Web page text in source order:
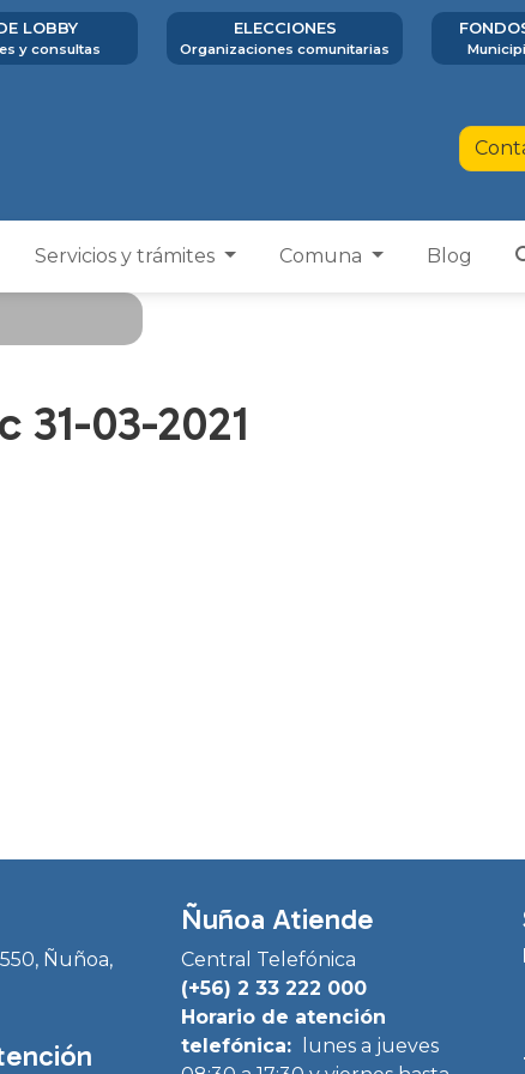
LOBBY
y consultas
ELECCIONES
Organizaciones comunitarias
Servicios y trámites Comuna Blog
31-03-2021
Ñuñoa,
Ñuñoa Atiende
Central Telefónica
(+56) 2 33 222 000
Horario de atención
telefónica:
lunes a jueves